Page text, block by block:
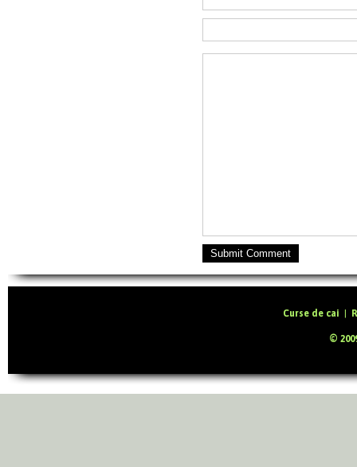
Submit Comment
Curse de cai |
©